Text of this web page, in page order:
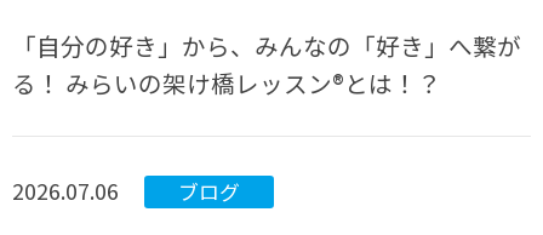
「自分の好き」から、みんなの「好き」へ繋が
る！ みらいの架け橋レッスン®とは！？
2026.07.06 ブログ